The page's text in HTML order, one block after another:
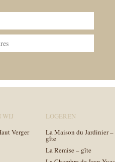
WIJ
Verger
LOGEREN
La Maison du Jardinier –
gîte
La Remise – gîte